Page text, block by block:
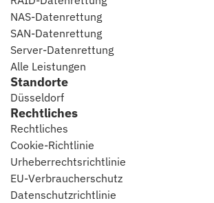
NAS-Datenrettung
SAN-Datenrettung
Server-Datenrettung
Alle Leistungen
Standorte
Düsseldorf
Rechtliches
Rechtliches
Cookie-Richtlinie
Urheberrechtsrichtlinie
EU-Verbraucherschutz
Datenschutzrichtlinie